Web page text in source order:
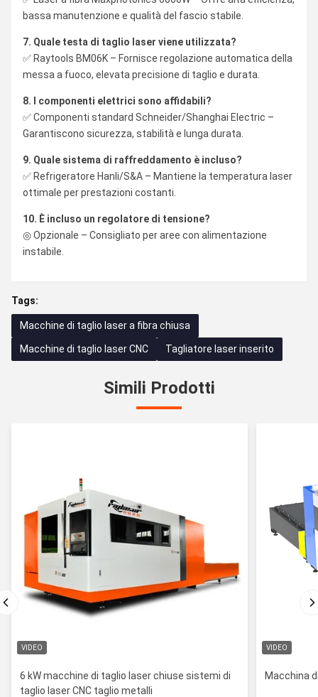
bassa manutenzione e qualità del fascio stabile.
7. Quale testa di taglio laser viene utilizzata?
✅ Raytools BM06K – Fornisce regolazione automatica della
messa a fuoco, elevata precisione di taglio e durata.
8. I componenti elettrici sono affidabili?
✅ Componenti standard Schneider/Shanghai Electric –
Garantiscono sicurezza, stabilità e lunga durata.
9. Quale sistema di raffreddamento è incluso?
✅ Refrigeratore Hanli/S&A – Mantiene la temperatura laser
ottimale per prestazioni costanti.
10. È incluso un regolatore di tensione?
◎ Opzionale – Consigliato per aree con alimentazione
instabile.
Tags:
Macchine di taglio laser a fibra chiusa
Macchine di taglio laser CNC Tagliatore laser inserito
Simili Prodotti
VIDEO
6 kW macchine di taglio laser chiuse sistemi di
taglio laser CNC taglio metalli
VIDEO
Macchina